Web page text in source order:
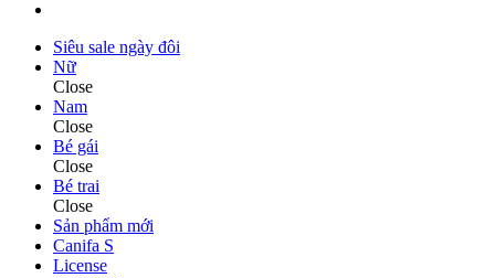
Siêu sale ngày đôi
Nữ
Close
Nam
Close
Bé gái
Close
Bé trai
Close
Sản phẩm mới
Canifa S
License